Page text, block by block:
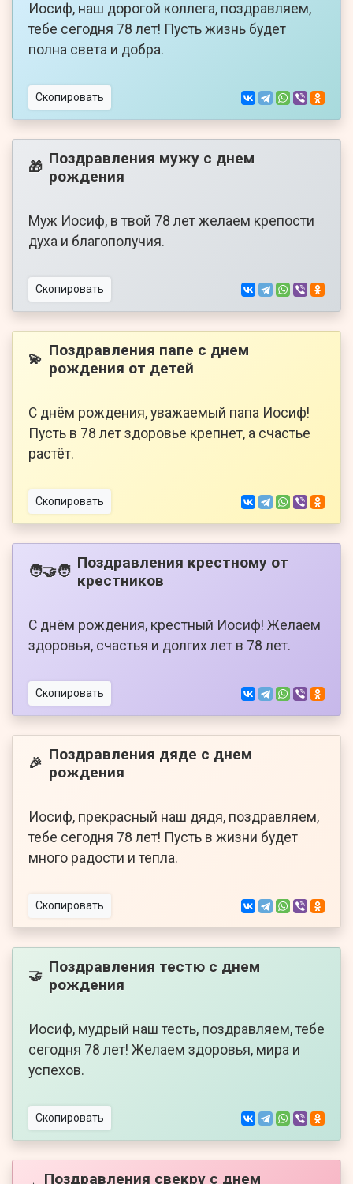
Иосиф, наш дорогой коллега, поздравляем,
тебе сегодня 78 лет! Пусть жизнь будет
полна света и добра.
Скопировать
🎁 Поздравления мужу с днем
рождения
Муж Иосиф, в твой 78 лет желаем крепости
духа и благополучия.
Скопировать
💫 Поздравления папе с днем
рождения от детей
С днём рождения, уважаемый папа Иосиф!
Пусть в 78 лет здоровье крепнет, а счастье
растёт.
Скопировать
🧑‍🤝‍🧑 Поздравления крестному от
крестников
С днём рождения, крестный Иосиф! Желаем
здоровья, счастья и долгих лет в 78 лет.
Скопировать
🎉 Поздравления дяде с днем
рождения
Иосиф, прекрасный наш дядя, поздравляем,
тебе сегодня 78 лет! Пусть в жизни будет
много радости и тепла.
Скопировать
🤝 Поздравления тестю с днем
рождения
Иосиф, мудрый наш тесть, поздравляем, тебе
сегодня 78 лет! Желаем здоровья, мира и
успехов.
Скопировать
Поздравления свекру с днем